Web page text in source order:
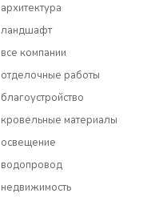
архитектура
ландшафт
все компании
отделочные работы
благоустройство
кровельные материалы
освещение
водопровод
недвижимость